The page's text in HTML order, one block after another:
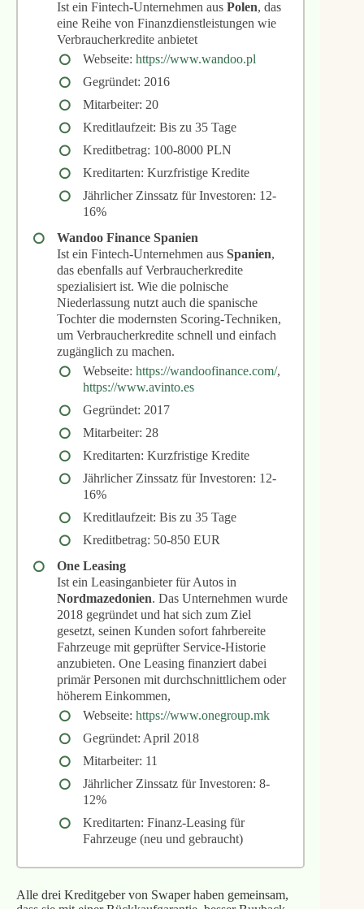
Ist ein Fintech-Unternehmen aus Polen, das
eine Reihe von Finanzdienstleistungen wie
Verbraucherkredite anbietet
Webseite: https://www.wandoo.pl
Gegründet: 2016
Mitarbeiter: 20
Kreditlaufzeit: Bis zu 35 Tage
Kreditbetrag: 100-8000 PLN
Kreditarten: Kurzfristige Kredite
Jährlicher Zinssatz für Investoren: 12-
16%
Wandoo Finance Spanien
Ist ein Fintech-Unternehmen aus Spanien,
das ebenfalls auf Verbraucherkredite
spezialisiert ist. Wie die polnische
Niederlassung nutzt auch die spanische
Tochter die modernsten Scoring-Techniken,
um Verbraucherkredite schnell und einfach
zugänglich zu machen.
Webseite: https://wandoofinance.com/,
https://www.avinto.es
Gegründet: 2017
Mitarbeiter: 28
Kreditarten: Kurzfristige Kredite
Jährlicher Zinssatz für Investoren: 12-
16%
Kreditlaufzeit: Bis zu 35 Tage
Kreditbetrag: 50-850 EUR
One Leasing
Ist ein Leasinganbieter für Autos in
Nordmazedonien. Das Unternehmen wurde
2018 gegründet und hat sich zum Ziel
gesetzt, seinen Kunden sofort fahrbereite
Fahrzeuge mit geprüfter Service-Historie
anzubieten. One Leasing finanziert dabei
primär Personen mit durchschnittlichem oder
höherem Einkommen,
Webseite: https://www.onegroup.mk
Gegründet: April 2018
Mitarbeiter: 11
Jährlicher Zinssatz für Investoren: 8-
12%
Kreditarten: Finanz-Leasing für
Fahrzeuge (neu und gebraucht)
Alle drei Kreditgeber von Swaper haben gemeinsam,